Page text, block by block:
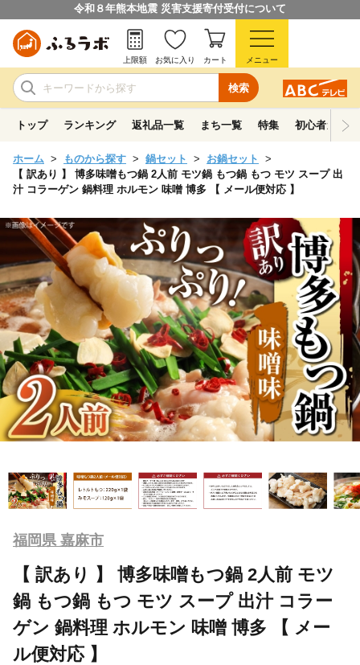
令和８年熊本地震 災害支援寄付受付について
検索
上限額 お気に入り カート メニュー
トップ ランキング 返礼品一覧 まち一覧 特集 初心者ガイド
ホーム ものから探す 鍋セット
お鍋セット
【 訳あり 】 博多味噌もつ鍋 2人前 モツ鍋 もつ鍋 もつ モツ スープ 出
汁 コラーゲン 鍋料理 ホルモン 味噌 博多 【 メール便対応 】
福岡県 嘉麻市
【 訳あり 】 博多味噌もつ鍋 2人前 モツ
鍋 もつ鍋 もつ モツ スープ 出汁 コラー
ゲン 鍋料理 ホルモン 味噌 博多 【 メー
ル便対応 】